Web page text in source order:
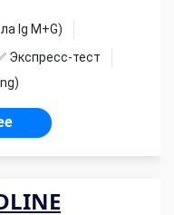
Ig М+G)
Экспресс-тест